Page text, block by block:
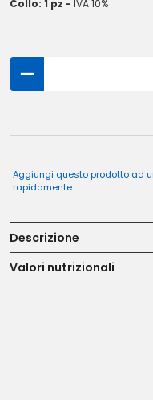
Collo: 1 pz - IVA 10%
Aggiungi questo prodotto ad
rapidamente
Descrizione
Valori nutrizionali